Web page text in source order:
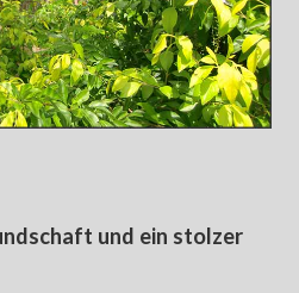
und ein stolzer